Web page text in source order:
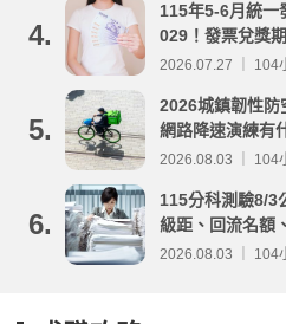
4.
115年5-6月統一
029！發票兌獎
2026.07.27 ｜ 104
5.
2026城鎮韌性防
網路降速演練有
事項整理
2026.08.03 ｜ 104
6.
115分科測驗8/3
級距、回流名額
分析
2026.08.03 ｜ 104